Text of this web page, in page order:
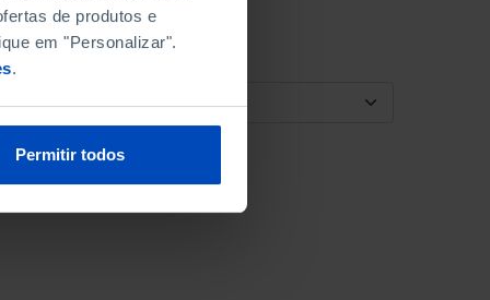
de produtos e
em "Personalizar".
.
Permitir todos
ORDENAR POR